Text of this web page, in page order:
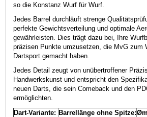
so die Konstanz Wurf für Wurf.
Jedes Barrel durchläuft strenge
perfekte Gewichtsverteilung und optimale
gewährleisten. Dies trägt dazu bei, Ihre
präzisen Punkte umzusetzen, die MvG zum
Dartsport gemacht haben.
Jedes Detail zeugt von unübertroffener
Handwerkskunst und entspricht den
neuen Darts, die sein Comeback und den
ermöglichten.
Dart-Variante: Barrellänge ohne Spitze: